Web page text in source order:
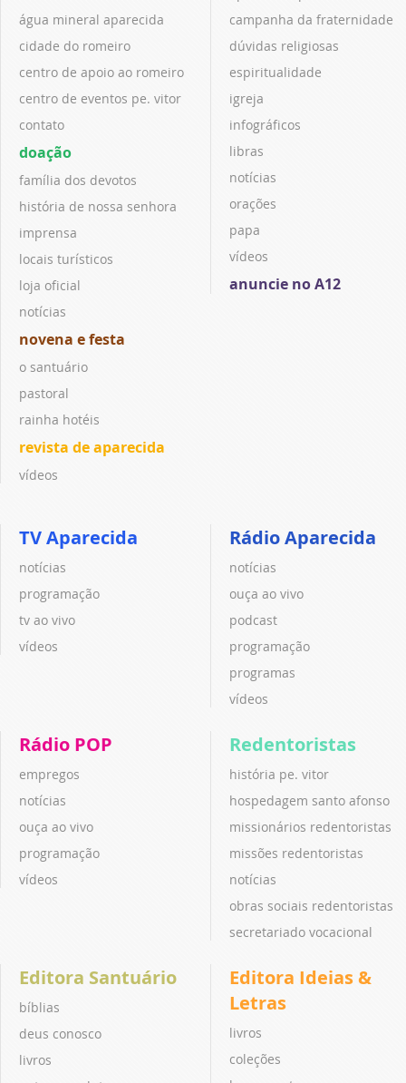
água mineral aparecida
cidade do romeiro
centro de apoio ao romeiro
centro de eventos pe. vitor
contato
doação
família dos devotos
história de nossa senhora
imprensa
locais turísticos
loja oficial
notícias
novena e festa
o santuário
pastoral
rainha hotéis
revista de aparecida
vídeos
campanha da fraternidade
dúvidas religiosas
espiritualidade
igreja
infográficos
libras
notícias
orações
papa
vídeos
anuncie no A12
TV Aparecida
notícias
programação
tv ao vivo
vídeos
Rádio Aparecida
notícias
ouça ao vivo
podcast
programação
programas
vídeos
Rádio POP
empregos
notícias
ouça ao vivo
programação
vídeos
Redentoristas
história pe. vitor
hospedagem santo afonso
missionários redentoristas
missões redentoristas
notícias
obras sociais redentoristas
secretariado vocacional
Editora Santuário
bíblias
deus conosco
livros
Editora Ideias &
Letras
livros
coleções